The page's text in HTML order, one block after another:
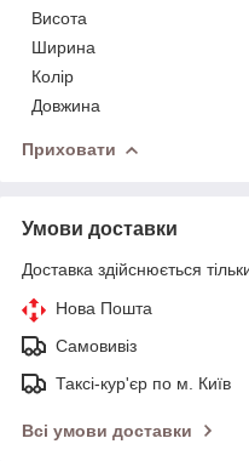
Висота
Ширина
Колір
Довжина
Приховати
Умови доставки
Доставка здійснюється
Нова Пошта
Самовивіз
Таксі-кур'єр по м. Київ
Всі умови доставки